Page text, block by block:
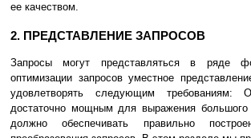
ее качеством.
2. ПРЕДСТАВЛЕНИЕ ЗАПРОСОВ
Запросы могут представляться в ряде
оптимизации запросов уместное
удовлетворять следующим
достаточно мощным для выражения большого
должно обеспечивать правильно